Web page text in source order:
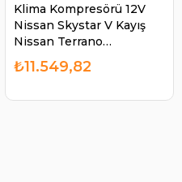
Klima Kompresörü 12V
Nissan Skystar V Kayış
Nissan Terrano
926000F001-9260056G11
₺11.549,82